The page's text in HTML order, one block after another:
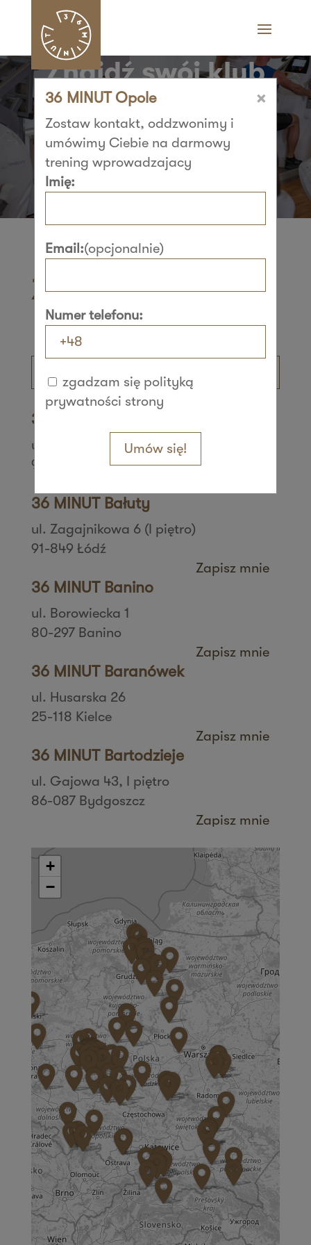
Znajdź swój klub
36 MINUT i zacznij
trenować​
Znajdź swój klub
36 MINUT Aleksandrów
ul. Daszyńskiego 42
95-070 Aleksandrów Łódzki
36 MINUT Bałuty
ul. Zagajnikowa 6 (I piętro)
91-849 Łódź
Zapisz mnie
36 MINUT Banino
ul. Borowiecka 1
80-297 Banino
Zapisz mnie
36 MINUT Baranówek
ul. Husarska 26
25-118 Kielce
Zapisz mnie
36 MINUT Bartodzieje
ul. Gajowa 43, I piętro
86-087 Bydgoszcz
Zapisz mnie
ul. Zbigniewa Religi 4/6
15-797 Białystok
Zapisz mnie
36 MINUT Bielany
ul. Aspekt 79
01-904 Warszawa
Zapisz mnie
36 MINUT Bochnia
ul. Kazimierza Brodzińskiego 68
32-700 Bochnia
Zapisz mnie
36 MINUT Brodnica
ul. Długa 2
87-300 Brodnica
Zapisz mnie
36 MINUT Buk
ul. Dworcowa 63
64-320 Buk
Zapisz mnie
+
−
×
36 MINUT Opole
Zostaw kontakt, oddzwonimy i
umówimy Ciebie na darmowy
trening wprowadzajacy
Imię:
Email:(opcjonalnie)
Numer telefonu:
zgadzam się polityką
prywatności strony
Umów się!